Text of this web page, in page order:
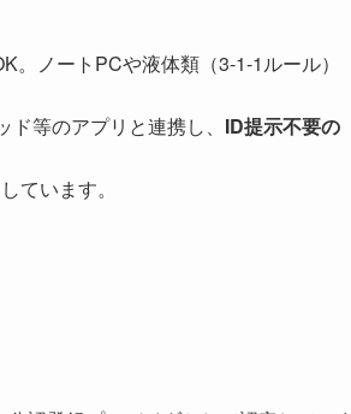
。ノートPCや液体類（3-1-1ルール）
等のアプリと連携し、 ID提示不要の
ています。